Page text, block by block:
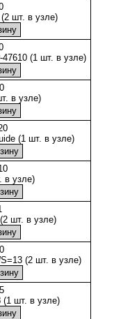
шт. в узле)
(1 шт. в узле)
в узле)
(1 шт. в узле)
в узле)
шт. в узле)
(2 шт. в узле)
(1 шт. в узле)